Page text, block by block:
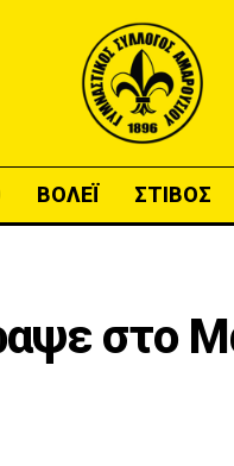
ΒΟΛΕΪ ΣΤΙΒΟΣ
στο